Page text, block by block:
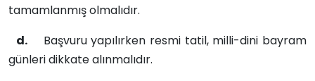
tamamlanmış olmalıdır.
d. Başvuru yapılırken resmi tatil, milli-dini bayram
günleri dikkate alınmalıdır.